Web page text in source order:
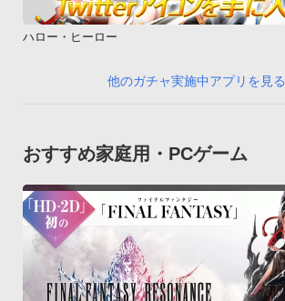
ハロー・ヒーロー
他のガチャ実施中アプリを見る
おすすめ家庭用・PCゲーム